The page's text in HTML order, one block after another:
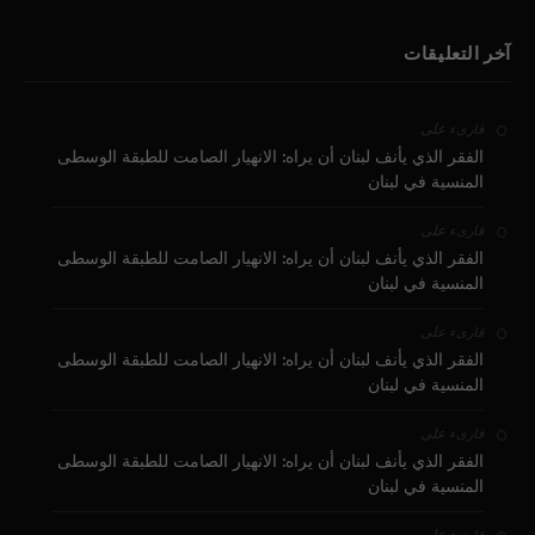
آخر التعليقات
قارىء على
الفقر الذي يأنف لبنان أن يراه: الانهيار الصامت للطبقة الوسطى
المنسية في لبنان
قارىء على
الفقر الذي يأنف لبنان أن يراه: الانهيار الصامت للطبقة الوسطى
المنسية في لبنان
قارىء على
الفقر الذي يأنف لبنان أن يراه: الانهيار الصامت للطبقة الوسطى
المنسية في لبنان
قارىء على
الفقر الذي يأنف لبنان أن يراه: الانهيار الصامت للطبقة الوسطى
المنسية في لبنان